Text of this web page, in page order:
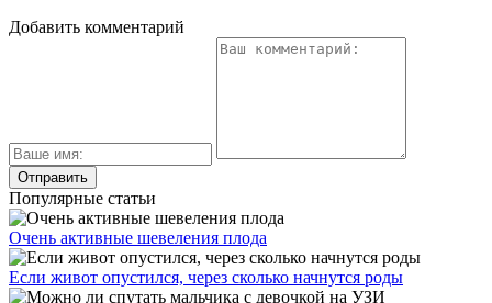
Добавить комментарий
Популярные статьи
Очень активные шевеления плода
Если живот опустился, через сколько начнутся роды